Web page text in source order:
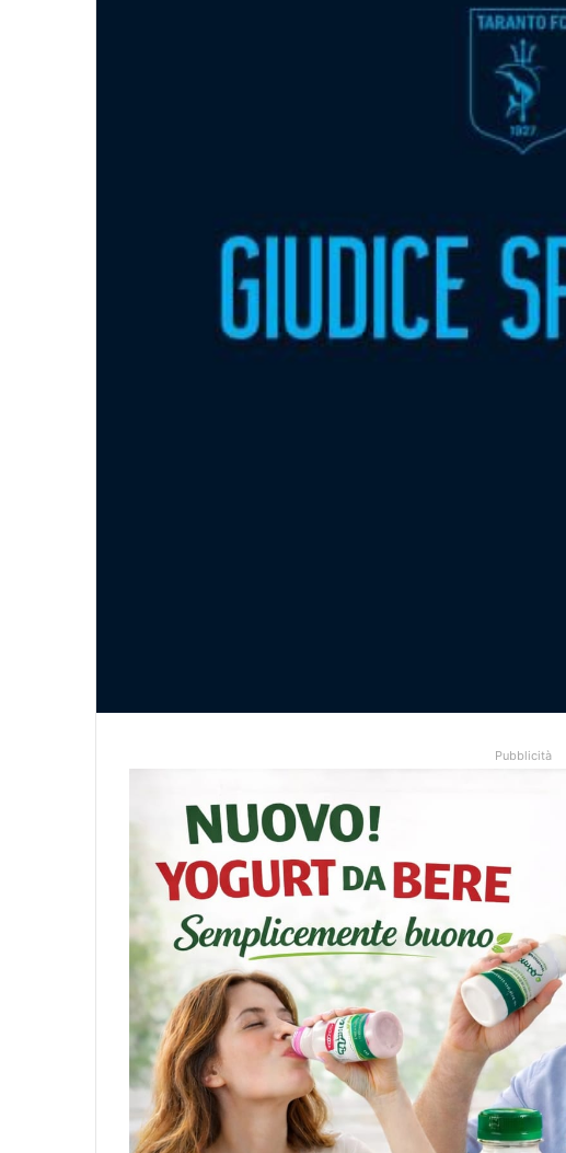
Pubblicità